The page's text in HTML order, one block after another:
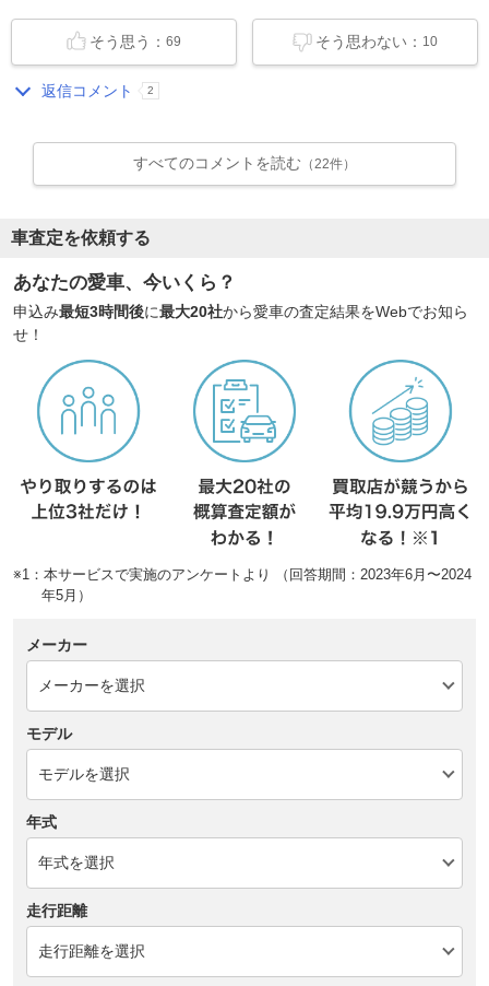
そう思わない： 10
そう思う：69
返信コメント 2
すべてのコメントを読む （22件）
車査定を依頼する
あなたの愛車、今いくら？
申込み最短3時間後に最大20社から愛車の査定結果をWebでお知ら
せ！
※1：本サービスで実施のアンケートより （回答期間：2023年6月〜2024
年5月）
メーカー
モデル
年式
走行距離